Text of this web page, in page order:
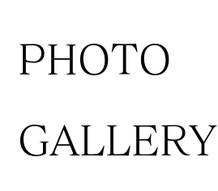
​PHOTO
GALLERY